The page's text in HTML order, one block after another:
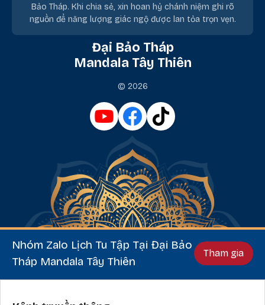
Bảo Tháp. Khi chia sẻ, xin hoan hỷ chánh niệm ghi rõ
nguồn để năng lượng giác ngộ được lan tỏa trọn vẹn.
Đại Bảo Tháp
Mandala Tây Thiên
© 2026
Nhóm Zalo Lịch Tu Tập Tại Đại Bảo
Tháp Mandala Tây Thiên
Tham gia